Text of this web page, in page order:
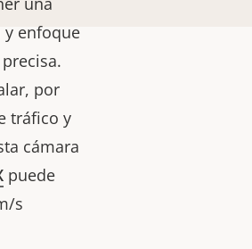
y enfoque
por
tráfico y
cámara
puede
s